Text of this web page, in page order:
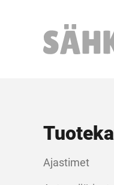
Päävalikko
Ajastimet